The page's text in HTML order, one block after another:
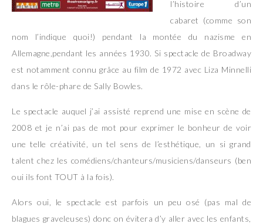
l’histoire d’un
cabaret (comme son
nom l’indique quoi!) pendant la montée du nazisme en
Allemagne,pendant les années 1930. Si spectacle de Broadway
est notamment connu grâce au film de 1972 avec Liza Minnelli
dans le rôle-phare de Sally Bowles.
Le spectacle auquel j’ai assisté reprend une mise en scène de
2008 et je n’ai pas de mot pour exprimer le bonheur de voir
une telle créativité, un tel sens de l’esthétique, un si grand
talent chez les comédiens/chanteurs/musiciens/danseurs (ben
oui ils font TOUT à la fois).
Alors oui, le spectacle est parfois un peu osé (pas mal de
blagues graveleuses) donc on évitera d’y aller avec les enfants,